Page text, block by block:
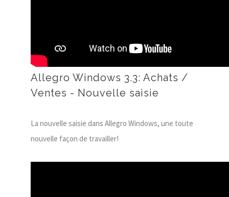
Allegro Windows 3.3: Achats /
Ventes - Nouvelle saisie
La nouvelle saisie dans Allegro Windows, une toute
nouvelle façon de travailler!